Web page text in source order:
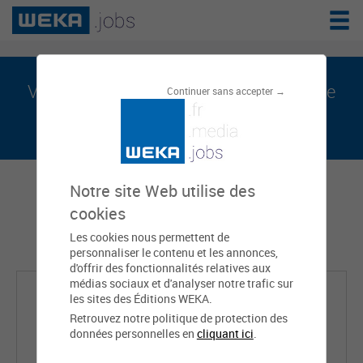
Continuer sans accepter →
Notre site Web utilise des
cookies
Les cookies nous permettent de
personnaliser le contenu et les annonces,
d'offrir des fonctionnalités relatives aux
médias sociaux et d'analyser notre trafic sur
les sites des Éditions WEKA.
Retrouvez notre politique de protection des
données personnelles en cliquant ici.
Valentin AUBOURG est sur weka.jobs, le
réseau de l'emploi public